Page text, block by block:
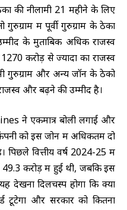
की नीलामी 21 महीने के लिए
गुरुग्राम में पूर्वी गुरुग्राम के ठेकों
के मुताबिक अधिक राजस्व
1270 करोड़ से ज्यादा का राजस्व
गुरुग्राम और अन्य जॉन के ठेको
और बढ़ने की उम्मीद है।
ने एकमात्र बोली लगाई और
को इस जोन में अधिकतम दो
वित्तीय वर्ष 2024-25 में
49.3 करोड़ में हुई थी, जबकि इस
देखना दिलचस्प होगा कि क्या
टूटेगा और सरकार को कितना